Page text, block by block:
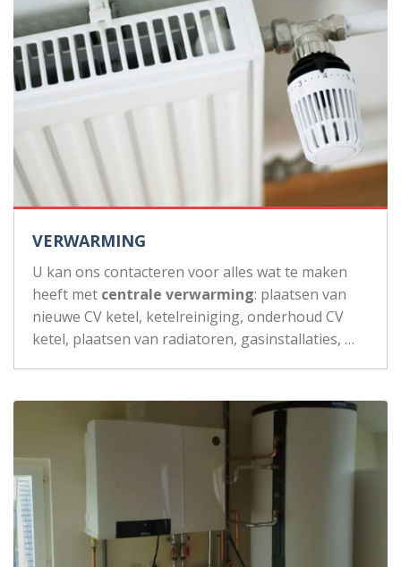
VERWARMING
U kan ons contacteren voor alles wat te maken
heeft met centrale verwarming: plaatsen van
nieuwe CV ketel, ketelreiniging, onderhoud CV
ketel, plaatsen van radiatoren, gasinstallaties, …